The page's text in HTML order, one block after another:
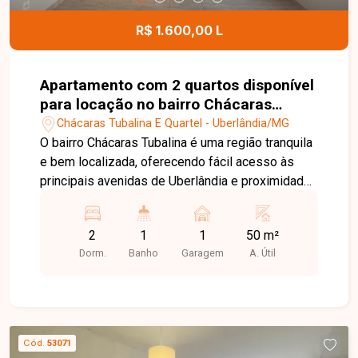
R$ 1.600,00 L
Apartamento com 2 quartos disponível
para locação no bairro Chácaras
Tubalina em Uberlândia-MG
Chácaras Tubalina E Quartel - Uberlândia/MG
O bairro Chácaras Tubalina é uma região tranquila
e bem localizada, oferecendo fácil acesso às
principais avenidas de Uberlândia e proximidade
comércios e diversos serviços. Uma excelente
opção para quem busca praticidade, conforto e
qualidade de vida. Sala ampla, 2 quartos, sendo 1
apartamento possui ambientes bem distribuídos
e funcionais, proporcionando conforto e
2
Dorm.
1
Banho
1
Garagem
50 m²
A. Útil
Cód. 53071